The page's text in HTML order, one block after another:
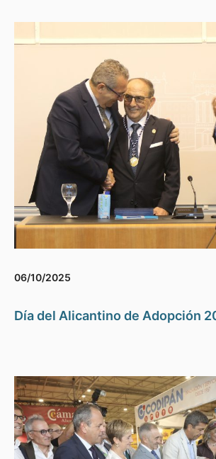
06/10/2025
Día del Alicantino de Adopción